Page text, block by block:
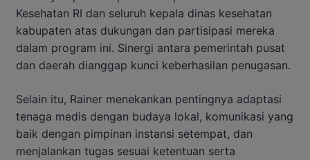
Kesehatan RI dan seluruh kepala dinas kesehatan
kabupaten atas dukungan dan partisipasi mereka
dalam program ini. Sinergi antara pemerintah pusat
dan daerah dianggap kunci keberhasilan penugasan.
Selain itu, Rainer menekankan pentingnya adaptasi
tenaga medis dengan budaya lokal, komunikasi yang
baik dengan pimpinan instansi setempat, dan
menjalankan tugas sesuai ketentuan serta